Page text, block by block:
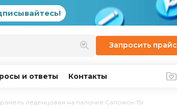
Запросить прайс
и ответы Контакты
леденцовая на палочке Сапожок 15г.